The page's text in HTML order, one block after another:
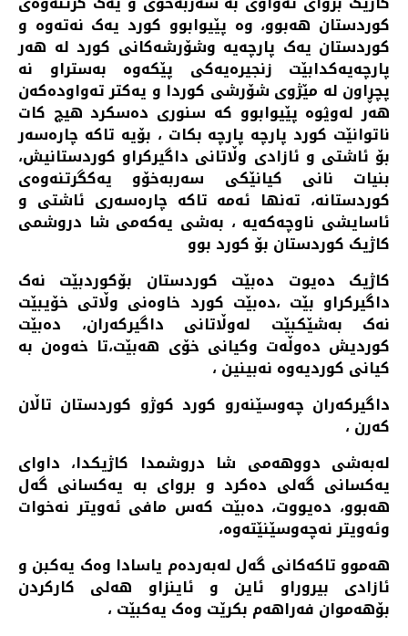
کوردستان هەبوو، وە پێیوابوو کورد یەک نەتەوە و
کوردستان یەک پارچەیە وشۆرشەکانی کورد لە هەر
پارچەیەکدابێت زنجیرەیەکی پێکەوە بەستراو نە
پچڕاون لە مێژوی شۆرشی کوردا و یەکتر تەواودەکەن
هەر لەوؽوە پێیوابوو کە سنوری دەسکرد هیچ کات
ناتوانێت کورد پارچە پارچە بکات ، بۆیە تاکە چارەسەر
بۆ ئاشتی و ئازادی وڵاتانی داگیرکراو کوردستانیش،
بنیات نانی کیانێکی سەربەخۆو یەکگرتنەوەی
کوردستانە، تەنها ئەمە تاکە چارەسەری ئاشتی و
ئاسایشی ناوچەکەیە ، بەشی یەکەمی شا دروشمی
کاژیک کوردستان بۆ کورد بوو
کاژیک دەیوت دەبێت کوردستان بۆکوردبێت نەک
داگیرکراو بێت ،دەبێت کورد خاوەنی وڵاتی خۆیبێت
نەک بەشێکبێت لەوڵاتانی داگیرکەران، دەبێت
کوردیش دەوڵەت وکیانی خۆی هەبێت،تا خەوەن بە
کیانی کوردیەوە نەبینین ،
داگیرکەران چەوسێنەرو کورد کوژو کوردستان تاڵان
کەرن ،
لەبەشی دووهەمی شا دروشمدا کاژیکدا، داوای
یەکسانی گەلی دەکرد و بروای بە یەکسانی گەل
هەبوو، دەیووت، دەبێت کەس مافی ئەویتر نەخوات
وئەویتر نەچەوسێنێتەوە،
هەموو تاکەکانی گەل لەبەردەم یاسادا وەک یەکبن و
ئازادی بیروراو ئاین و ئاینزاو هەلی کارکردن
بۆهەموان فەراهەم بکرێت وەک یەکبێت ،